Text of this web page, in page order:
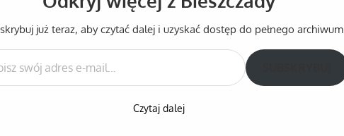
już teraz, aby czytać dalej i uzyskać dostęp do pełnego archiwum.
Czytaj dalej